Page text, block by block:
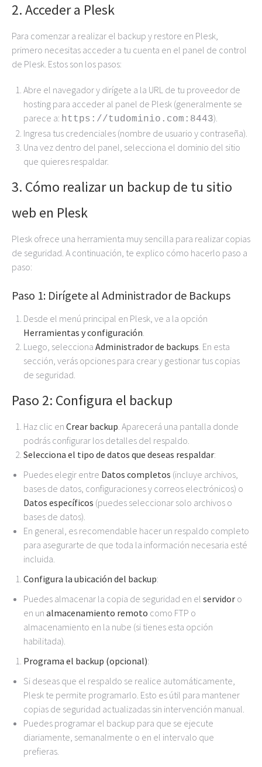
2. Acceder a Plesk
Para comenzar a realizar el backup y restore en Plesk,
primero necesitas acceder a tu cuenta en el panel de control
de Plesk. Estos son los pasos:
Abre el navegador y dirígete a la URL de tu proveedor de
hosting para acceder al panel de Plesk (generalmente se
parece a: https://tudominio.com:8443).
Ingresa tus credenciales (nombre de usuario y contraseña).
Una vez dentro del panel, selecciona el dominio del sitio
que quieres respaldar.
3. Cómo realizar un backup de tu sitio
web en Plesk
Plesk ofrece una herramienta muy sencilla para realizar copias
de seguridad. A continuación, te explico cómo hacerlo paso a
paso:
Paso 1: Dirígete al Administrador de Backups
Desde el menú principal en Plesk, ve a la opción
Herramientas y configuración.
Luego, selecciona Administrador de backups. En esta
sección, verás opciones para crear y gestionar tus copias
de seguridad.
Paso 2: Configura el backup
Haz clic en Crear backup. Aparecerá una pantalla donde
podrás configurar los detalles del respaldo.
Selecciona el tipo de datos que deseas respaldar:
Puedes elegir entre Datos completos (incluye archivos,
bases de datos, configuraciones y correos electrónicos) o
Datos específicos (puedes seleccionar solo archivos o
bases de datos).
En general, es recomendable hacer un respaldo completo
para asegurarte de que toda la información necesaria esté
incluida.
Configura la ubicación del backup:
Puedes almacenar la copia de seguridad en el servidor o
en un almacenamiento remoto como FTP o
almacenamiento en la nube (si tienes esta opción
habilitada).
Programa el backup (opcional):
Si deseas que el respaldo se realice automáticamente,
Plesk te permite programarlo. Esto es útil para mantener
copias de seguridad actualizadas sin intervención manual.
Puedes programar el backup para que se ejecute
diariamente, semanalmente o en el intervalo que
prefieras.